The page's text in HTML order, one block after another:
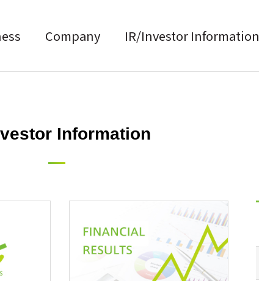
Company IR/Investor Information
Information